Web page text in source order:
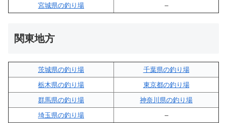
宮城県の釣り場
–
関東地方
茨城県の釣り場
千葉県の釣り場
栃木県の釣り場
東京都の釣り場
群馬県の釣り場
神奈川県の釣り場
埼玉県の釣り場
–